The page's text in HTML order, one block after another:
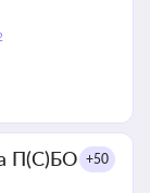
П(С)БО +50